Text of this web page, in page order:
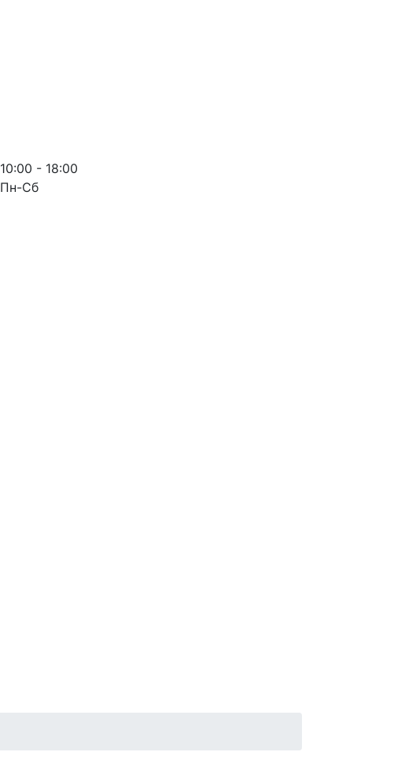
10:00 - 18:00
Пн-Сб